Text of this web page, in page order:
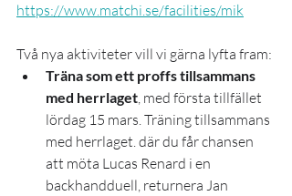
https://www.matchi.se/facilities/mik
Två nya aktiviteter vill vi gärna lyfta fram:
Träna som ett proffs tillsammans
med herrlaget, med första tillfället
lördag 15 mars. Träning tillsammans
med herrlaget. där du får chansen
att möta Lucas Renard i en
backhandduell, returnera Jan